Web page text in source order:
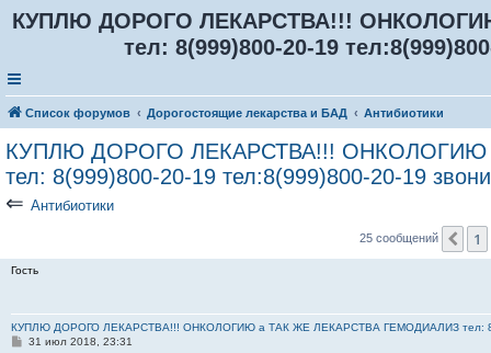
КУПЛЮ ДОРОГО ЛЕКАРСТВА!!!
тел: 8(999)800-20-19
Список форумов Дорогостоящие лекарства и БАД Антибиотики
КУПЛЮ ДОРОГО ЛЕКАРСТВА!!! ОНКОЛОГИЮ
тел: 8(999)800-20-19 тел:8(999)800-20-19
⇐ Антибиотики
25 сообщений 1
Гость
КУПЛЮ ДОРОГО ЛЕКАРСТВА!!! ОНКОЛОГИЮ а ТАК ЖЕ ЛЕКАРСТВА ГЕМОДИАЛИЗ тел:
С31 июл 2018, 23:31